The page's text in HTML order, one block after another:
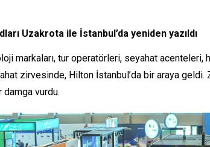
Uzakrota ile İstanbul’da yeniden yazıldı
markaları, tur operatörleri, seyahat
zirvesinde, Hilton İstanbul’da bir araya geldi.
damga vurdu.